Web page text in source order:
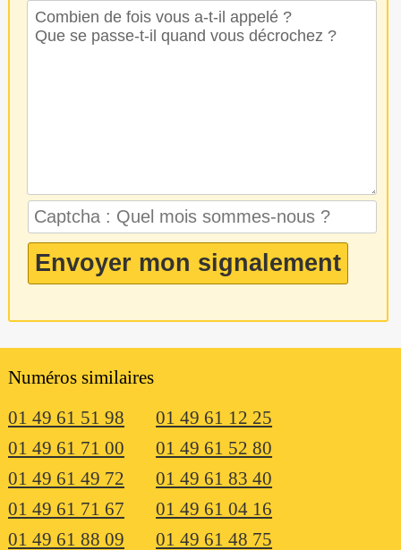
Numéros similaires
01 49 61 51 98
01 49 61 12 25
01 49 61 71 00
01 49 61 52 80
01 49 61 49 72
01 49 61 83 40
01 49 61 71 67
01 49 61 04 16
01 49 61 88 09
01 49 61 48 75